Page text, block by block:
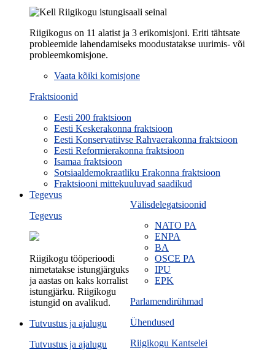
Riigikogus on 11 alatist ja 3 erikomisjoni. Eriti tähtsate
probleemide lahendamiseks moodustatakse uurimis- või
probleemkomisjone.
Vaata kõiki komisjone
Fraktsioonid
Eesti 200 fraktsioon
Eesti Keskerakonna fraktsioon
Eesti Konservatiivse Rahvaerakonna fraktsioon
Eesti Reformierakonna fraktsioon
Isamaa fraktsioon
Sotsiaaldemokraatliku Erakonna fraktsioon
Fraktsiooni mittekuuluvad saadikud
Välisdelegatsioonid
NATO PA
ENPA
BA
OSCE PA
IPU
EPK
Parlamendirühmad
Ühendused
Riigikogu Kantselei
Tegevus
Tegevus
Riigikogu tööperioodi
nimetatakse istungjärguks
ja aastas on kaks korralist
istungjärku. Riigikogu
istungid on avalikud.
Tutvustus ja ajalugu
Tutvustus ja ajalugu